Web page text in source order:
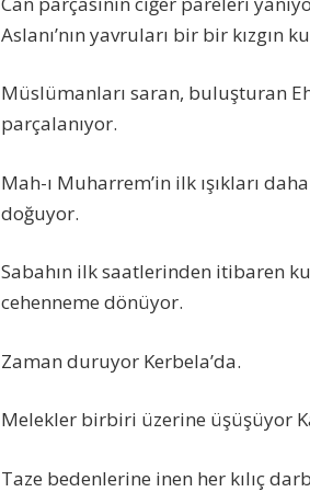
Aslanı’nın yavruları bir bir kızgın
Müslümanları saran, buluşturan
parçalanıyor.
Mah-ı Muharrem’in ilk ışıkları
doğuyor.
Sabahın ilk saatlerinden itibaren
cehenneme dönüyor.
Zaman duruyor Kerbela’da.
Melekler birbiri üzerine üşüşüyor
Taze bedenlerine inen her kılıç